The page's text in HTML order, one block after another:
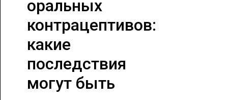
оральных
контрацептивов:
какие
последствия
могут быть